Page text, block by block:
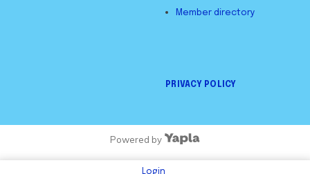
Login
Member directory
PRIVACY POLICY
Powered by